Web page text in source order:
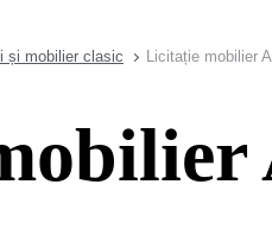
și mobilier clasic Licitație mobilier